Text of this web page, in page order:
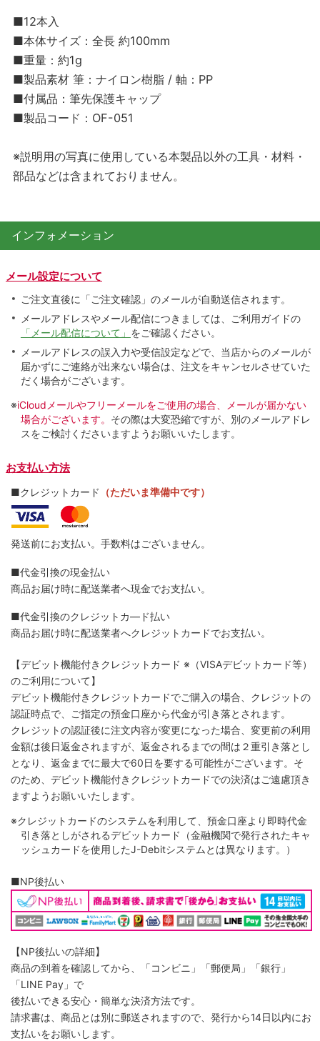
■12本入
■本体サイズ：全長 約100mm
■重量：約1g
■製品素材 筆：ナイロン樹脂 / 軸：PP
■付属品：筆先保護キャップ
■製品コード：OF-051
※説明用の写真に使用している本製品以外の工具・材料・
部品などは含まれておりません。
インフォメーション
メール設定について
ご注文直後に「ご注文確認」のメールが自動送信されます。
メールアドレスやメール配信につきましては、ご利用ガイドの
「メール配信について」 をご確認ください。
メールアドレスの誤入力や受信設定などで、当店からのメールが
届かずにご連絡が出来ない場合は、注文をキャンセルさせていた
だく場合がございます。
※iCloudメールやフリーメールをご使用の場合、メールが届かない
場合がございます。 その際は大変恐縮ですが、別のメールアドレ
スをご検討くださいますようお願いいたします。
お支払い方法
■クレジットカード （ただいま準備中です）
発送前にお支払い。手数料はございません。
■代金引換の現金払い
商品お届け時に配送業者へ現金でお支払い。
■代金引換のクレジットカ―ド払い
商品お届け時に配送業者へクレジットカードでお支払い。
【デビット機能付きクレジットカード ※（VISAデビットカード等）
のご利用について】
デビット機能付きクレジットカードでご購入の場合、クレジットの
認証時点で、ご指定の預金口座から代金が引き落とされます。
クレジットの認証後に注文内容が変更になった場合、変更前の利用
金額は後日返金されますが、返金されるまでの間は２重引き落とし
となり、返金までに最大で60日を要する可能性がございます。そ
のため、デビット機能付きクレジットカードでの決済はご遠慮頂き
ますようお願いいたします。
※クレジットカードのシステムを利用して、預金口座より即時代金
引き落としがされるデビットカード（金融機関で発行されたキャ
ッシュカードを使用したJ-Debitシステムとは異なります。）
■NP後払い
【NP後払いの詳細】
商品の到着を確認してから、「コンビニ」「郵便局」「銀行」
「LINE Pay」で
後払いできる安心・簡単な決済方法です。
請求書は、商品とは別に郵送されますので、発行から14日以内にお
支払いをお願いします。